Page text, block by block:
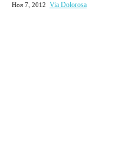
Ноя 7, 2012 Via Dolorosa